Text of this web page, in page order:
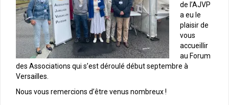
de l’AJVP
a eu le
plaisir de
vous
accueillir
au Forum
des Associations qui s’est déroulé début septembre à
Versailles.
Nous vous remercions d’être venus nombreux !